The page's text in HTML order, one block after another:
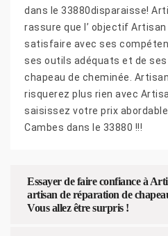
dans le 33880disparaisse!
rassure que l’ objectif Artisan
satisfaire avec ses
ses outils adéquats et de
chapeau de cheminée.
risquerez plus rien avec
saisissez votre prix
Cambes dans le 33880 !!!
Essayer de faire confiance à
artisan de réparation de
Vous allez être surpris !